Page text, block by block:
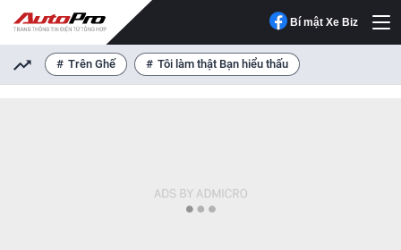
Bí mật Xe Biz
Trên Ghế Tôi làm thật Bạn hiểu thấu